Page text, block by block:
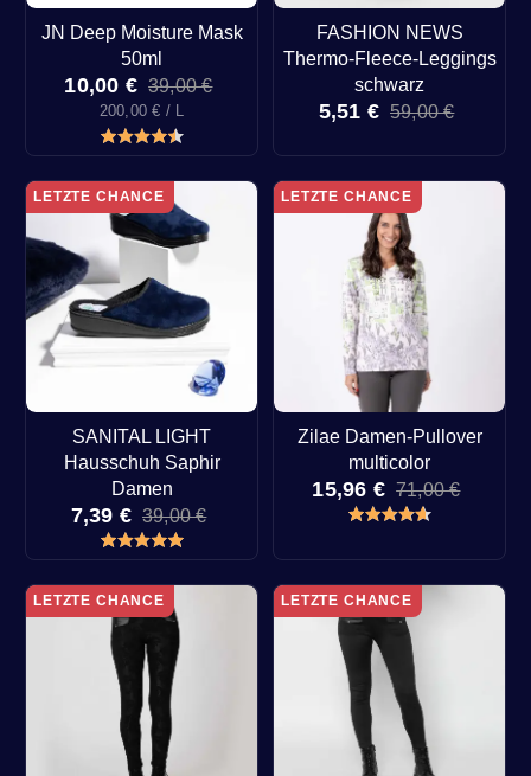
JN Deep Moisture Mask
50ml
10,00 € 39,00 €
200,00 € / L
FASHION NEWS
Thermo-Fleece-Leggings
schwarz
5,51 € 59,00 €
LETZTE CHANCE
SANITAL LIGHT
Hausschuh Saphir
Damen
7,39 € 39,00 €
LETZTE CHANCE
Zilae Damen-Pullover
multicolor
15,96 € 71,00 €
LETZTE CHANCE LETZTE CHANCE